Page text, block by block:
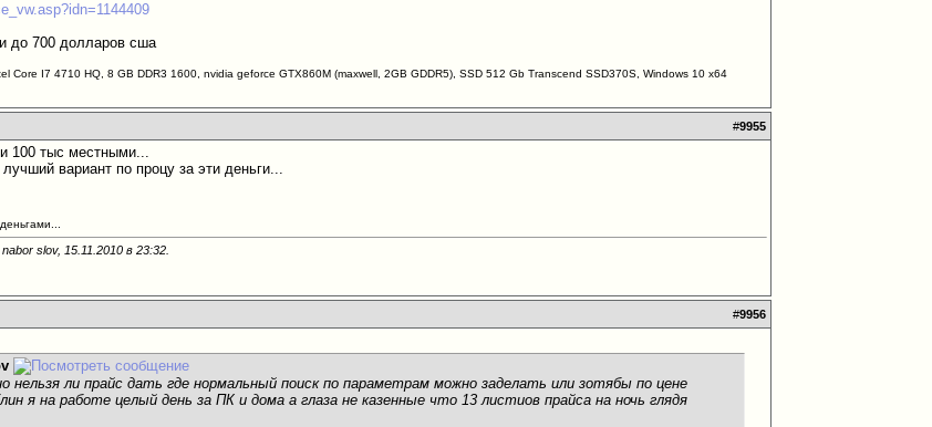
до 700 долларов сша
Core I7 4710 HQ, 8 GB DDR3 1600, nvidia geforce GTX860M (maxwell, 2GB GDDR5), SSD 512 Gb Transcend SSD370S, Windows 10 х64
#9955
100 тыс местными...
вариант по процу за эти деньги...
slov, 15.11.2010 в23:32
#9956
нельзя ли прайс дать где нормальный поиск по параметрам можно заделать или зотябы по цене
я на работе целый день за ПК и дома а глаза не казенные что 13 листиов прайса на ночь глядя